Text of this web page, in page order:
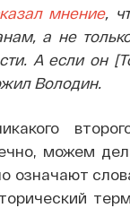
мнение,
а не
А если он
Володин.
можем
означают